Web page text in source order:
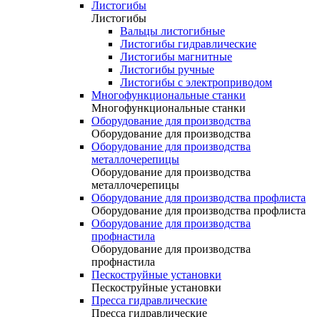
Листогибы
Листогибы
Вальцы листогибные
Листогибы гидравлические
Листогибы магнитные
Листогибы ручные
Листогибы с электроприводом
Многофункциональные станки
Многофункциональные станки
Оборудование для производства
Оборудование для производства
Оборудование для производства
металлочерепицы
Оборудование для производства
металлочерепицы
Оборудование для производства профлиста
Оборудование для производства профлиста
Оборудование для производства
профнастила
Оборудование для производства
профнастила
Пескоструйные установки
Пескоструйные установки
Пресса гидравлические
Пресса гидравлические